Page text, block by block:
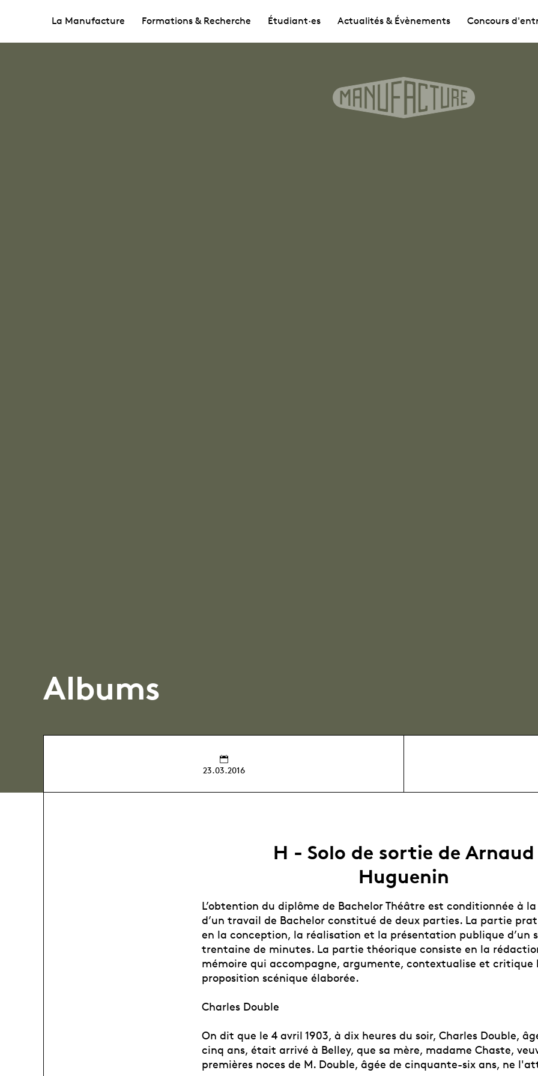
La Manufacture Formations & Recherche Étudiant·es Actualités & Évènements Concours
Albums
23.03.2016
H - Solo de sortie de Arnaud
Huguenin
L’obtention du diplôme de Bachelor Théâtre est conditionnée à
d’un travail de Bachelor constitué de deux parties. La partie
en la conception, la réalisation et la présentation publique d’un
trentaine de minutes. La partie théorique consiste en la
mémoire qui accompagne, argumente, contextualise et critique
proposition scénique élaborée.
Charles Double
On dit que le 4 avril 1903, à dix heures du soir, Charles Double,
cinq ans, était arrivé à Belley, que sa mère, madame Chaste,
premières noces de M. Double, âgée de cinquante-six ans, ne